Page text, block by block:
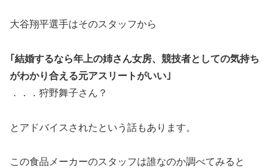
大谷翔平選手はそのスタッフから
｢結婚するなら年上の姉さん女房、競技者としての気持ち
がわかり合える元アスリートがいい｣
．．．狩野舞子さん？
とアドバイスされたという話もあります。
この食品メーカーのスタッフは誰なのか調べてみると